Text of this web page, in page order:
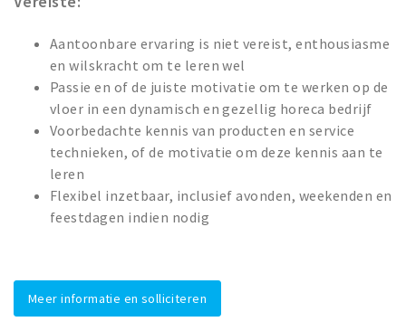
Aantoonbare ervaring is niet vereist, enthousiasme
en wilskracht om te leren wel
Passie en of de juiste motivatie om te werken op de
vloer in een dynamisch en gezellig horeca bedrijf
Voorbedachte kennis van producten en service
technieken, of de motivatie om deze kennis aan te
leren
Flexibel inzetbaar, inclusief avonden, weekenden en
feestdagen indien nodig
Meer informatie en solliciteren